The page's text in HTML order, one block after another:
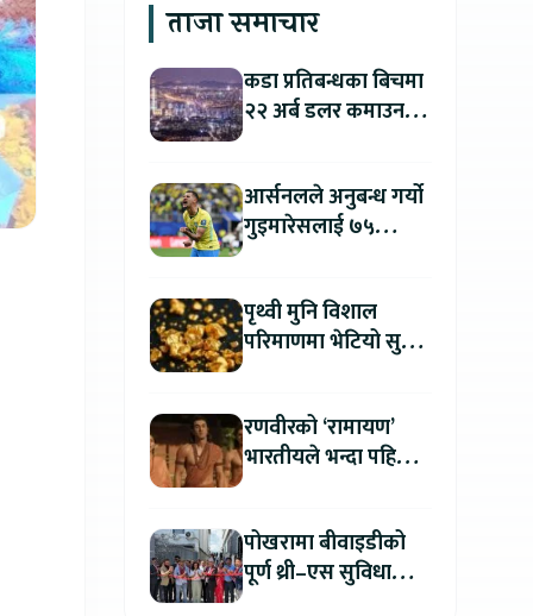
ताजा समाचार
कडा प्रतिबन्धका बिचमा
२२ अर्ब डलर कमाउन
आर्सनलले अनुबन्ध गर्यो
गुइमारेसलाई ७५
पृथ्वी मुनि विशाल
परिमाणमा भेटियो सुन,
रणवीरको ‘रामायण’
भारतीयले भन्दा पहिला
पोखरामा बीवाइडीको
पूर्ण थ्री–एस सुविधा